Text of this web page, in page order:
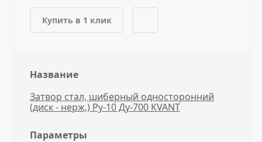
Купить в 1 клик
Название
Затвор стал, шиберный односторонний
(диск - нерж,) Ру-10 Ду-700 KVANT
Параметры